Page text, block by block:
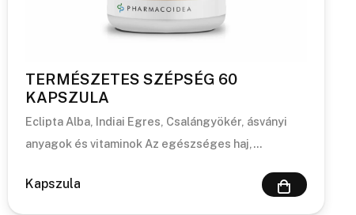
TERMÉSZETES SZÉPSÉG 60
KAPSZULA
Eclipta Alba, Indiai Egres, Csalángyökér, ásványi
anyagok és vitaminok Az egészséges haj,…
Kapszula